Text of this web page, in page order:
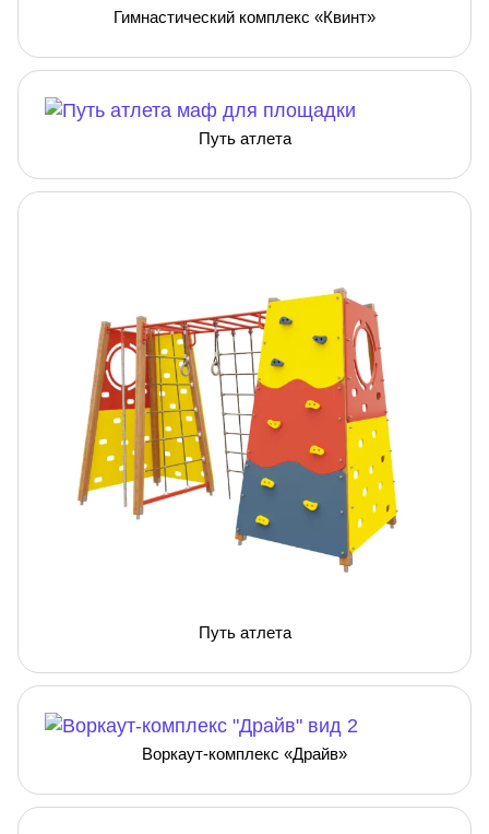
Гимнастический комплекс «Квинт»
Путь атлета
Путь атлета
Воркаут-комплекс «Драйв»